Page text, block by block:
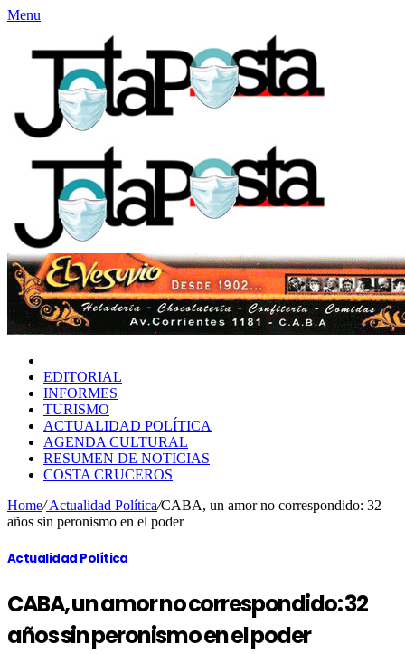
Menu
EDITORIAL
INFORMES
TURISMO
ACTUALIDAD POLÍTICA
AGENDA CULTURAL
RESUMEN DE NOTICIAS
COSTA CRUCEROS
Home/Actualidad Política/CABA, un amor no correspondido: 32
años sin peronismo en el poder
Actualidad Política
CABA, un amor no correspondido: 32
años sin peronismo en el poder